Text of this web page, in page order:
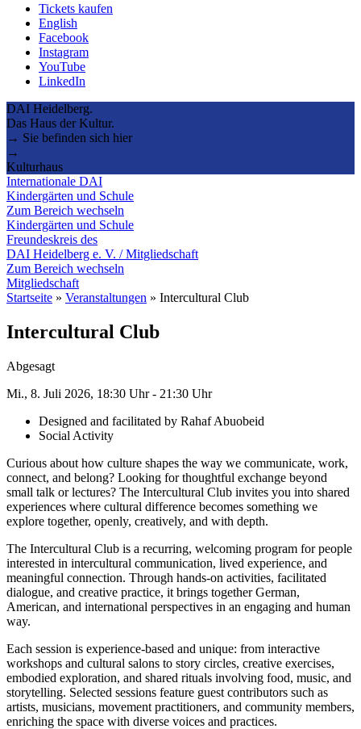
Tickets kaufen
English
Facebook
Instagram
YouTube
LinkedIn
DAI Heidelberg.
Das Haus der Kultur.
→ Sie befinden sich hier
→
Kulturhaus
Internationale DAI
Kindergärten und Schule
Zum Bereich wechseln
Kindergärten und Schule
Freundeskreis des
DAI Heidelberg e. V. / Mitgliedschaft
Zum Bereich wechseln
Mitgliedschaft
Startseite » Veranstaltungen » Intercultural Club
Intercultural Club
Abgesagt
Mi., 8. Juli 2026, 18:30 Uhr- 21:30 Uhr
Designed and facilitated by Rahaf Abuobeid
Social Activity
Curious about how culture shapes the way we communicate, work,
connect, and belong? Looking for thoughtful exchange beyond
small talk or lectures? The Intercultural Club invites you into shared
experiences where cultural difference becomes something we
explore together, openly, creatively, and with depth.
The Intercultural Club is a recurring, welcoming program for people
interested in intercultural communication, lived experience, and
meaningful connection. Through hands-on activities, facilitated
dialogue, and creative practice, it brings together German,
American, and international perspectives in an engaging and human
way.
Each session is experience-based and unique: from interactive
workshops and cultural salons to story circles, creative exercises,
embodied exploration, and shared rituals involving food, music, and
storytelling. Selected sessions feature guest contributors such as
artists, musicians, movement practitioners, and community members,
enriching the space with diverse voices and practices.